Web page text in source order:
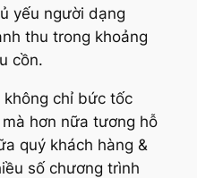
yếu người dạng
thu trong khoảng
cồn.
chỉ bức tốc
hơn nữa tương hỗ
quý khách hàng &
số chương trình